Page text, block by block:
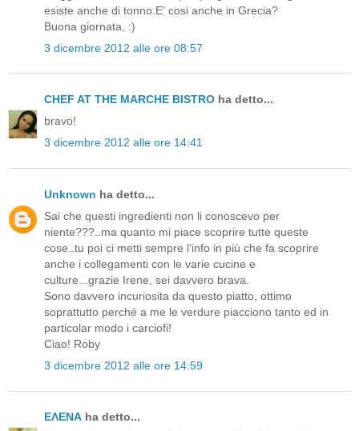
esiste anche di tonno.E' cosi anche in Grecia?
Buona giornata, :)
3 dicembre 2012 alle ore 08:57
CHEF AT THE MARCHE BISTRO ha detto...
bravo!
3 dicembre 2012 alle ore 14:41
Unknown ha detto...
Sai che questi ingredienti non li conoscevo per
niente???..ma quanto mi piace scoprire tutte queste
cose..tu poi ci metti sempre l'info in più che fa scoprire
anche i collegamenti con le varie cucine e
culture...grazie Irene, sei davvero brava.
Sono davvero incuriosita da questo piatto, ottimo
soprattutto perché a me le verdure piacciono tanto ed in
particolar modo i carciofi!
Ciao! Roby
3 dicembre 2012 alle ore 14:59
ΕΛΕΝΑ ha detto...